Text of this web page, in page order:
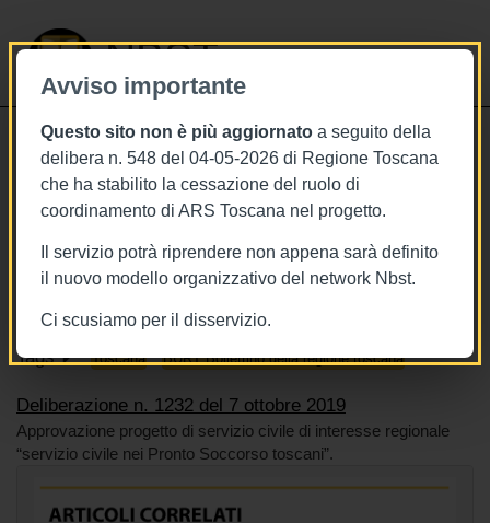
Avviso importante
Questo sito non è più aggiornato a seguito della
delibera n. 548 del 04-05-2026 di Regione Toscana
che ha stabilito la cessazione del ruolo di
coordinamento di ARS Toscana nel progetto.
Il servizio potrà riprendere non appena sarà definito
il nuovo modello organizzativo del network Nbst.
Ci scusiamo per il disservizio.
NBST
7/10/2019
Deliberazione n. 1232 del 7 ottobre
2019
Tags Toscana BURT Bollettino della regione toscana
Deliberazione n. 1232 del 7 ottobre 2019
Approvazione progetto di servizio civile di interesse regionale
“servizio civile nei Pronto Soccorso toscani”.